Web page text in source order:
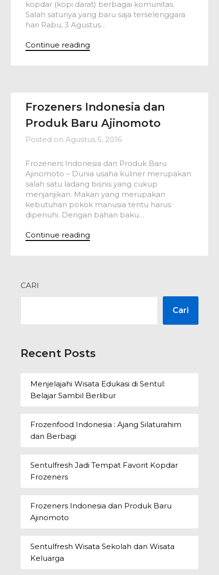
kopdar (kopi darat) berbagai komunitas.
Salah satunya yang baru saja terselenggara
hari Rabu, 3 Agustus…
Continue reading
Frozeners Indonesia dan
Produk Baru Ajinomoto
Posted onAgustus 5, 2016
Frozeners Indonesia dan Produk Baru
Ajinomoto – Dunia usaha kuliner merupakan
salah satu ladang bisnis yang cukup
menjanjikan. Makan yang merupakan
kebutuhan pokok manusia tentu harus
dipenuhi. Dengan bahan baku…
Continue reading
CARI
Cari
Recent Posts
Menjelajahi Wisata Edukasi di Sentul:
Belajar Sambil Berlibur
Frozenfood Indonesia : Ajang Silaturahim
dan Berbagi
Sentulfresh Jadi Tempat Favorit Kopdar
Frozeners
Frozeners Indonesia dan Produk Baru
Ajinomoto
Sentulfresh Wisata Sekolah dan Wisata
Keluarga